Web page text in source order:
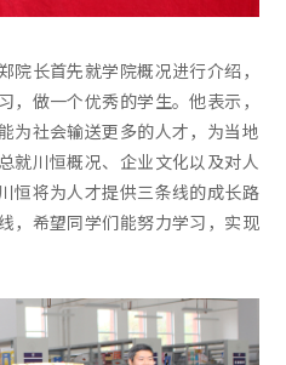
长首先就学院概况进行介绍，
做一个优秀的学生。他表示，
为社会输送更多的人才，为当地
就川恒概况、企业文化以及对人
恒将为人才提供三条线的成长路
，希望同学们能努力学习，实现